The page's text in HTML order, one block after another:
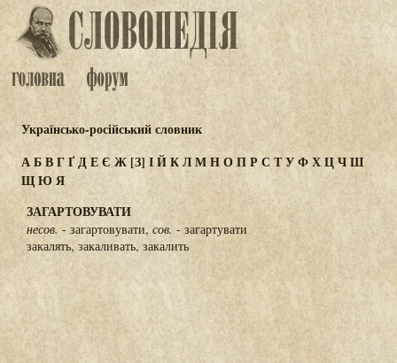
Українсько-російський словник
АБВГҐДЕЄ Ж[З] ІЙКЛМНОПР С ТУФХЦЧШ
ЩЮ Я
ЗАГАРТОВУВАТИ
несов.- загартовувати, сов. - загартувати
закалять, закаливать, закалить